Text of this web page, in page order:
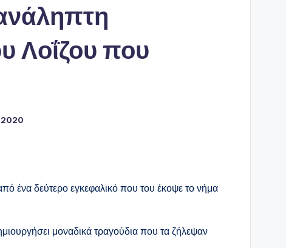
Λοΐζου που
2020
ένα δεύτερο εγκεφαλικό που του έκοψε το νήμα
μοναδικά τραγούδια που τα ζήλεψαν